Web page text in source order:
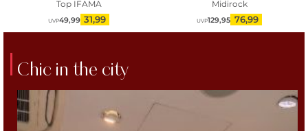
Top IFAMA
UVP49,99 31,99
Midirock
UVP129,95 76,99
Chic in the city